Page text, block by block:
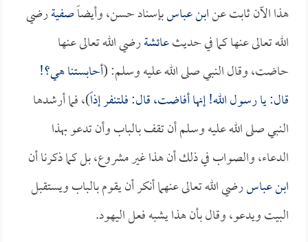
هذا الآن ثابت عنابن عباسبإسناد حسن، وأيضاًصفيةرضي
الله تعالى عنها كما في حديثعائشةرضي الله تعالى عنها
حاضت، وقال النبي صلى الله عليه وسلم: (أحابستنا هي؟!
قال: يا رسول الله! إنها أفاضت، قال: فلتنفر إذاً)، فما أرشدها
النبي صلى الله عليه وسلم أن تقف بالباب وأن تدعو بهذا
الدعاء، والصواب في ذلك أن هذا غير مشروع، بل كما ذكرنا أن
ابن عباسرضي الله تعالى عنهما أنكر أن يقوم بالباب ويستقبل
البيت ويدعو، وقال بأن هذا يشبه فعل اليهود.